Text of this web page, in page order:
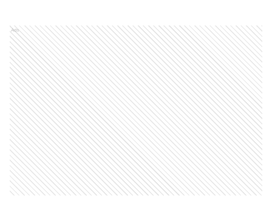
Ads